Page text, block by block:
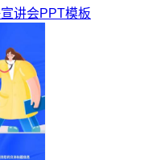
讲会PPT模板